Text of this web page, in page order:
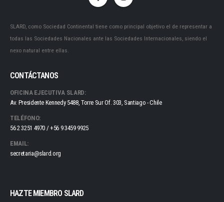
SLARD, como Sociedad Continental tiene como principal objetivo el de representar a
todas las Sociedades Nacionales ante las Sociedades Internacionales, siendo el
nexo natural entre ellas.
CONTÁCTANOS
OFICINA EJECUTIVA SLARD:
Av. Presidente Kennedy 5488, Torre Sur Of. 303, Santiago - Chile
TELÉFONO:
56 2 3251 4970 / +56 9 3459 9925
EMAIL:
secretaria@slard.org
HAZTE MIEMBRO SLARD